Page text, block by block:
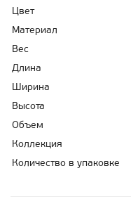
Цвет
Материал
Вес
Длина
Ширина
Высота
Объем
Коллекция
Количество в упаковке